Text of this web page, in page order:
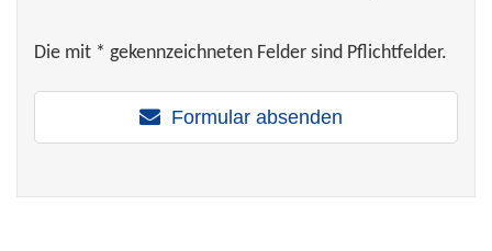
Die mit * gekennzeichneten Felder sind Pflichtfelder.
Formular absenden